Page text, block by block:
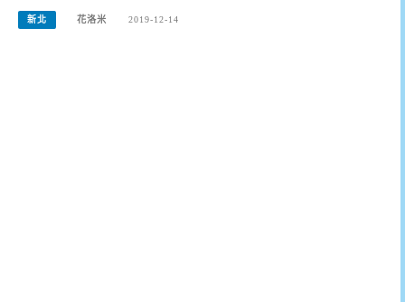
新北 花洛米 2019-12-14